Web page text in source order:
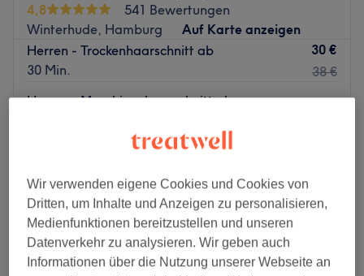
4,8
541 Bewertungen
Winterhude, Hamburg
Auf Karte anzeigen
Herren - Trockenhaarschnitt ab
30 Min.
30 €
38 €
Herren - Maschinenhaarschnitt ab
Schnellansicht Saloninfos
Montag 09:00– 19:00
Dienstag
09:00–19:00
Mittwoch
09:00–19:00
Donnerstag
09:00–19:00
Freitag
09:00–19:00
Wir verwenden eigene Cookies und Cookies von
Dritten, um Inhalte und Anzeigen zu personalisieren,
Medienfunktionen bereitzustellen und unseren
Datenverkehr zu analysieren. Wir geben auch
Informationen über die Nutzung unserer Webseite an